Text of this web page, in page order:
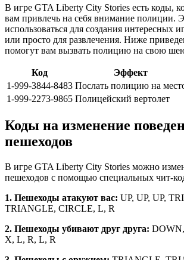
В игре GTA Liberty City Stories есть коды,
вам привлечь на себя внимание полиции.
использоваться для создания интересных
или просто для развлечения. Ниже
помогут вам вызвать полицию на свою
Код
Эффект
1-999-3844-8483 Послать полицию на
1-999-2273-9865 Полицейский вертолет
Коды на изменение
пешеходов
В игре GTA Liberty City Stories можно
пешеходов с помощью специальных чит-
1. Пешеходы атакуют вас: UP, UP, UP,
TRIANGLE, CIRCLE, L, R
2. Пешеходы убивают друг друга:
X, L, R, L, R